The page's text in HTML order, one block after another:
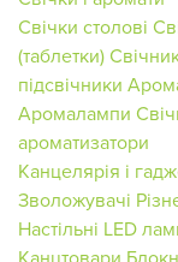
Свічки столові
(таблетки)
підсвічники
Аромалампи
ароматизатори
Канцелярія і
Зволожувачі
Настільні LED